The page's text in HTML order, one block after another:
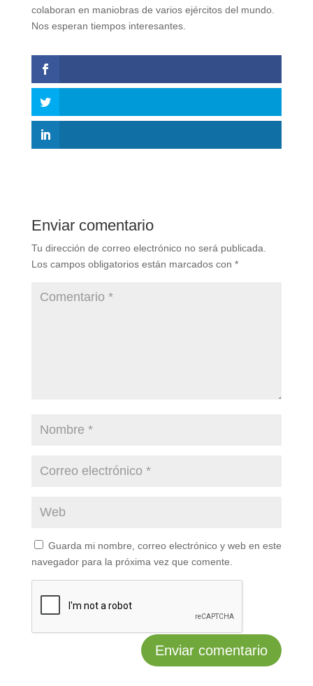
colaboran en maniobras de varios ejércitos del mundo.
Nos esperan tiempos interesantes.
Enviar comentario
Tu dirección de correo electrónico no será publicada.
Los campos obligatorios están marcados con *
Guarda mi nombre, correo electrónico y web en este
navegador para la próxima vez que comente.